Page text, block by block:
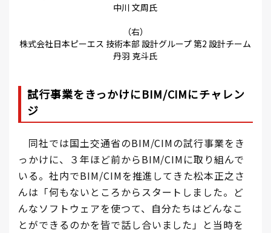
中川 文周氏
（右）
株式会社日本ピーエス 技術本部 設計グループ 第2 設計チーム
丹羽 克斗氏
試行事業をきっかけにBIM/CIMにチャレン
ジ
同社では国土交通省のBIM/CIMの試行事業をき
っかけに、３年ほど前からBIM/CIMに取り組んで
いる。社内でBIM/CIMを推進してきた松本正之さ
んは「何もないところからスタートしました。ど
んなソフトウェアを使つて、自分たちはどんなこ
とができるのかを皆で話し合いました」と当時を